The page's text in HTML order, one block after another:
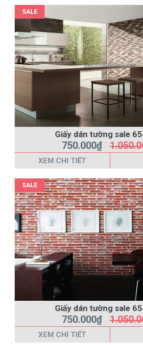
SALE
Giấy dán tường sale
750.000₫
XEM CHI TIẾT
SALE
Giấy dán tường sale
750.000₫
XEM CHI TIẾT